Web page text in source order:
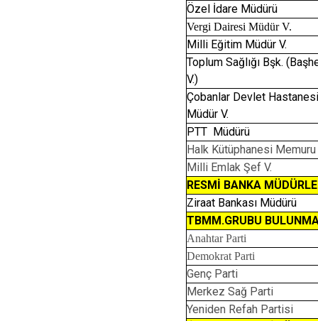
Özel İdare Müdürü
Vergi Dairesi Müdür V.
Milli Eğitim Müdür V.
Toplum Sağlığı Bşk.
V.)
Çobanlar Devlet Hastanesi
Müdür V.
PTT Müdürü
Halk Kütüphanesi Memuru
Milli Emlak Şef
RESMİ BANKA
Ziraat Bankası Müdürü
TBMM.GRUBU
Anahtar Parti
Demokrat Parti
Genç Parti
Merkez Sağ Parti
Yeniden Refah Partisi